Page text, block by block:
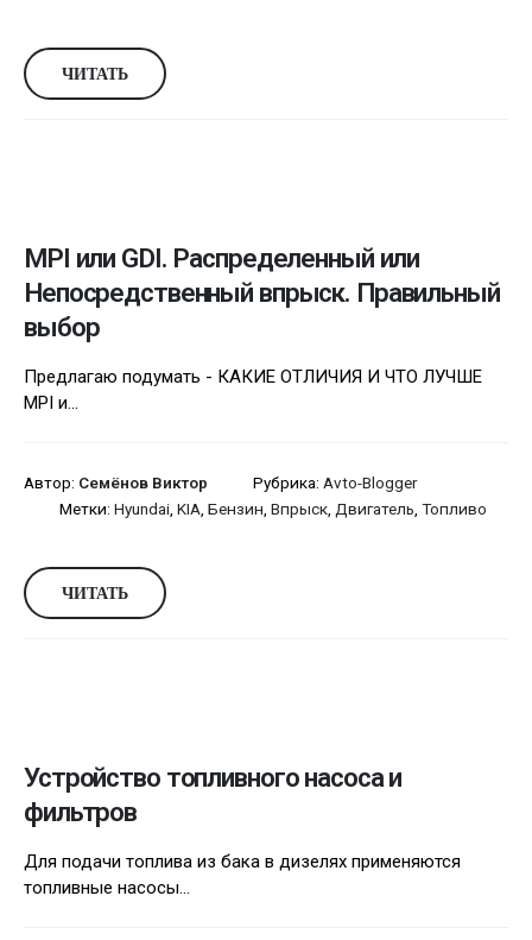
ЧИТАТЬ
MPI или GDI. Распределенный или
Непосредственный впрыск. Правильный
выбор
Предлагаю подумать - КАКИЕ ОТЛИЧИЯ И ЧТО ЛУЧШЕ
MPI и...
Автор: Семёнов Виктор Рубрика: Avto-Blogger
Метки: Hyundai KIA Бензин Впрыск Двигатель Топливо
ЧИТАТЬ
Устройство топливного насоса и
фильтров
Для подачи топлива из бака в дизелях применяются
топливные насосы...